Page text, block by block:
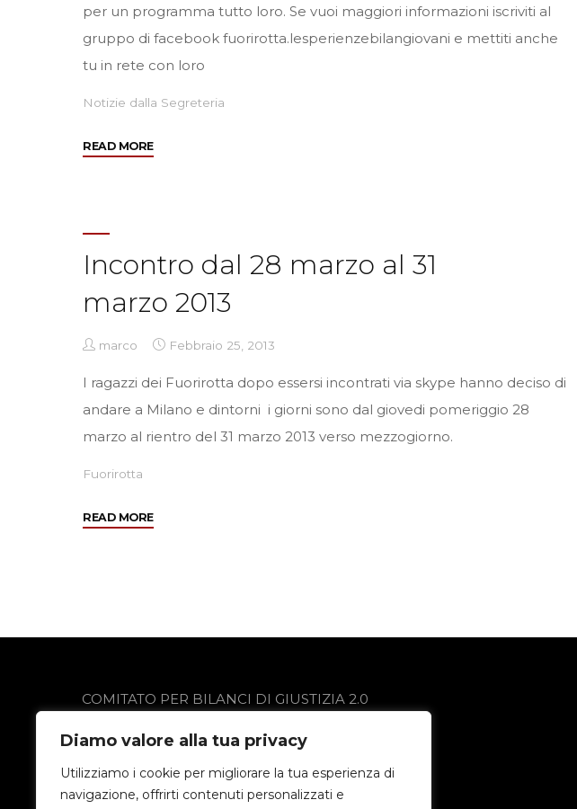
Diamo valore alla tua privacy
Utilizziamo i cookie per migliorare la tua esperienza di
navigazione, offrirti contenuti personalizzati e
per un programma tutto loro. Se vuoi maggiori informazioni iscriviti al
gruppo di facebook fuorirotta.lesperienzebilangiovani e mettiti anche
tu in rete con loro
Notizie dalla Segreteria
READ MORE"Incontro
al
settembre"
Incontro dal 28 marzo al 31
marzo 2013
marco Febbraio 25, 2013
I ragazzi dei Fuorirotta dopo essersi incontrati via skype hanno deciso di
andare a Milano e dintorni i giorni sono dal giovedi pomeriggio 28
marzo al rientro del 31 marzo 2013 verso mezzogiorno.
Fuorirotta
READ MORE"Incontro
COMITATO PER BILANCI DI GIUSTIZIA 2.0
24021 Albino (BG)
Privacy Policy